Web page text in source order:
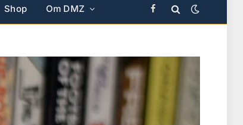
Shop Om DMZ Facebook